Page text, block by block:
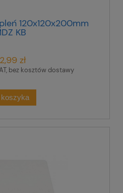
120x120x200mm
KB
zł
bez kosztów dostawy
koszyka